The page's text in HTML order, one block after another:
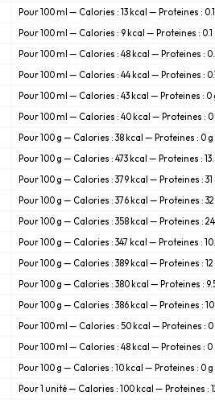
Pour 100 ml — Calories : 13 kcal — Proteines :
Pour 100 ml — Calories : 9 kcal — Proteines : 0.1
Pour 100 ml — Calories : 48 kcal — Proteines :
Pour 100 ml — Calories : 44 kcal — Proteines :
Pour 100 ml — Calories : 43 kcal — Proteines :
Pour 100 ml — Calories : 40 kcal — Proteines :
Pour 100 g — Calories : 38 kcal — Proteines : 0
Pour 100 g — Calories : 473 kcal — Proteines :
Pour 100 g — Calories : 379 kcal — Proteines :
Pour 100 g — Calories : 376 kcal — Proteines :
Pour 100 g — Calories : 358 kcal — Proteines :
Pour 100 g — Calories : 347 kcal — Proteines :
Pour 100 g — Calories : 389 kcal — Proteines :
Pour 100 g — Calories : 380 kcal — Proteines :
Pour 100 g — Calories : 386 kcal — Proteines :
Pour 100 ml — Calories : 50 kcal — Proteines : 0
Pour 100 ml — Calories : 48 kcal — Proteines : 0
Pour 100 g — Calories : 10 kcal — Proteines : 0
Pour 1 unité — Calories : 100 kcal — Proteines :